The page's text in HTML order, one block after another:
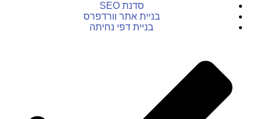
סדנת SEO
בניית אתר וורדפרס
בניית דפי נחיתה